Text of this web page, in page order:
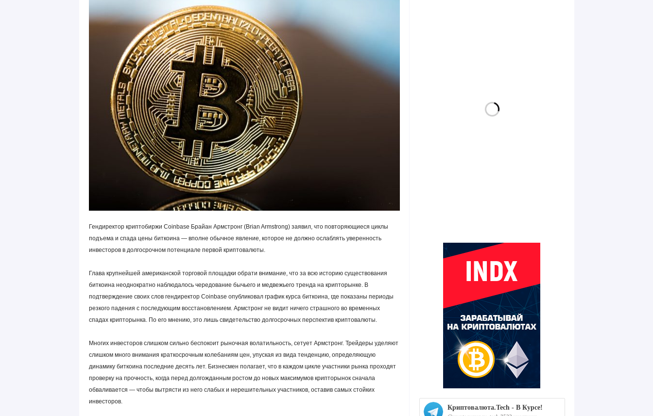
Гендиректор криптобиржи Coinbase Брайан Армстронг (Brian Armstrong) заявил, что повторяющиеся циклы
подъема и спада цены биткоина — вполне обычное явление, которое не должно ослаблять уверенность
инвесторов в долгосрочном потенциале первой криптовалюты.
Глава крупнейшей американской торговой площадки обрати внимание, что за всю историю существования
биткоина неоднократно наблюдалось чередование бычьего и медвежьего тренда на крипторынке. В
подтверждение своих слов гендиректор Coinbase опубликовал график курса биткоина, где показаны периоды
резкого падения с последующим восстановлением. Армстронг не видит ничего страшного во временных
спадах крипторынка. По его мнению, это лишь свидетельство долгосрочных перспектив криптовалюты.
Многих инвесторов слишком сильно беспокоит рыночная волатильность, сетует Армстронг. Трейдеры уделяют
слишком много внимания краткосрочным колебаниям цен, упуская из вида тенденцию, определяющую
динамику биткоина последние десять лет. Бизнесмен полагает, что в каждом цикле участники рынка проходят
проверку на прочность, когда перед долгожданным ростом до новых максимумов крипторынок сначала
обваливается — чтобы вытрясти из него слабых и нерешительных участников, оставив самых стойких
инвесторов.